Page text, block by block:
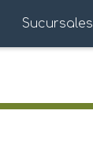
Sucursales